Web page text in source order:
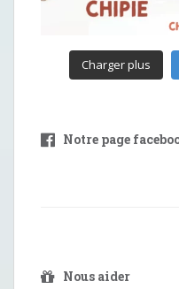
Charger plus
Notre page
Nous aider